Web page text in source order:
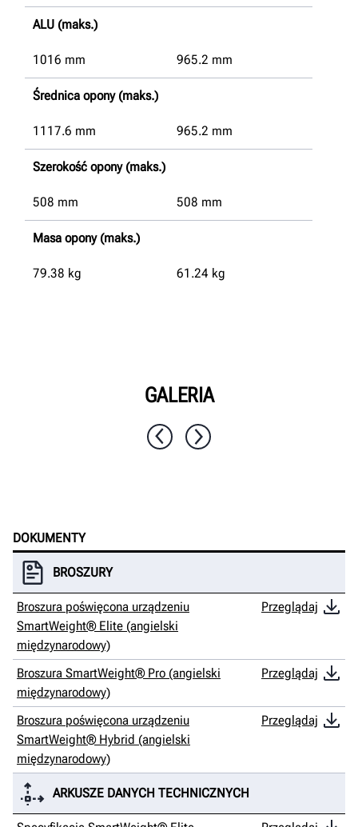
ALU (maks.)
1016 mm 965.2 mm
Średnica opony (maks.)
1117.6 mm 965.2 mm
Szerokość opony (maks.)
508 mm 508 mm
Masa opony (maks.)
79.38 kg 61.24 kg
GALERIA
DOKUMENTY
BROSZURY
Broszura poświęcona urządzeniu
SmartWeight® Elite (angielski
międzynarodowy)
Przeglądaj
Broszura SmartWeight® Pro (angielski
międzynarodowy)
Przeglądaj
Broszura poświęcona urządzeniu
SmartWeight® Hybrid (angielski
międzynarodowy)
Przeglądaj
ARKUSZE DANYCH TECHNICZNYCH